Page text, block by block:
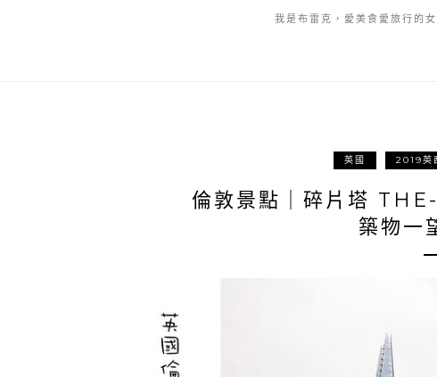
我是布雷克，愛美食愛旅行的
英國 2019英
倫敦景點｜碎片塔
築物一